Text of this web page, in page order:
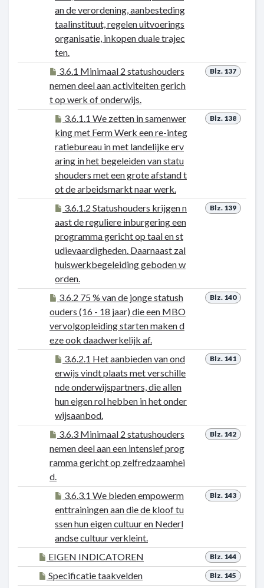
an de verordening, aanbesteding
taalinstituut, regelen uitvoerings
organisatie, inkopen duale trajec
ten.
Blz. 137
3.6.1 Minimaal 2 statushouders
nemen deel aan activiteiten gerich
t op werk of onderwijs.
Blz. 138
3.6.1.1 We zetten in samenwer
king met Ferm Werk een re-integ
ratiebureau in met landelijke erv
aring in het begeleiden van statu
shouders met een grote afstand t
ot de arbeidsmarkt naar werk.
Blz. 139
3.6.1.2 Statushouders krijgen n
aast de reguliere inburgering een
programma gericht op taal en st
udievaardigheden. Daarnaast zal
huiswerkbegeleiding geboden w
orden.
Blz. 140
3.6.2 75 % van de jonge statush
ouders (16 - 18 jaar) die een MBO
vervolgopleiding starten maken d
eze ook daadwerkelijk af.
Blz. 141
3.6.2.1 Het aanbieden van ond
erwijs vindt plaats met verschille
nde onderwijspartners, die allen
hun eigen rol hebben in het onder
wijsaanbod.
Blz. 142
3.6.3 Minimaal 2 statushouders
nemen deel aan een intensief prog
ramma gericht op zelfredzaamhei
d.
Blz. 143
3.6.3.1 We bieden empowerm
enttrainingen aan die de kloof tu
ssen hun eigen cultuur en Nederl
andse cultuur verkleint.
Blz. 144
EIGEN INDICATOREN
Blz. 145
Specificatie taakvelden